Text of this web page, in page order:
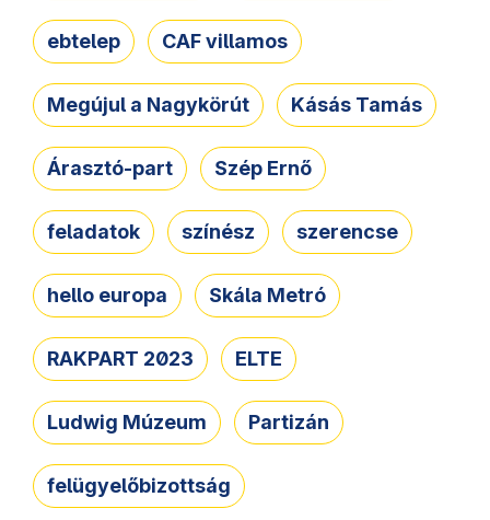
ebtelep CAF villamos
Megújul a Nagykörút Kásás Tamás
Árasztó-part Szép Ernő
feladatok színész szerencse
hello europa Skála Metró
RAKPART 2023 ELTE
Ludwig Múzeum Partizán
felügyelőbizottság